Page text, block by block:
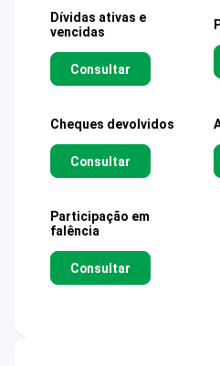
Dívidas ativas e
vencidas
Consultar
Cheques devolvidos
Consultar
Participação em
falência
Consultar